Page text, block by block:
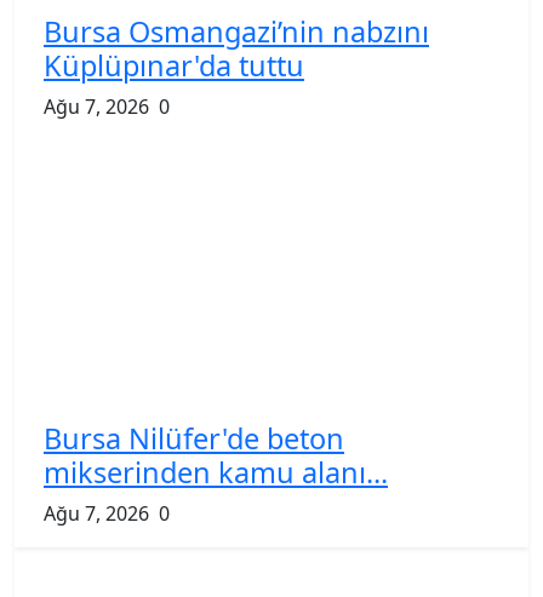
Bursa Osmangazi’nin nabzını
Küplüpınar'da tuttu
Ağu 7, 2026 0
Bursa Nilüfer'de beton
mikserinden kamu alanı...
Ağu 7, 2026 0